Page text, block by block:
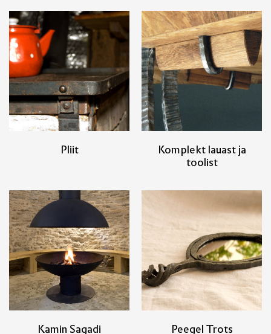
Pliit Komplekt lauast ja
toolist
Kamin Sagadi Peegel Trots